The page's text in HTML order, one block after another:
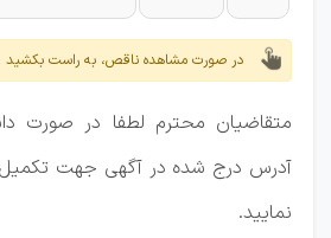
در صورت مشاهده ناقص، به راست بکشید
متقاضیان محترم لطفا در صورت
آدرس درج شده در آگهی جهت تکمیل
نمایید.